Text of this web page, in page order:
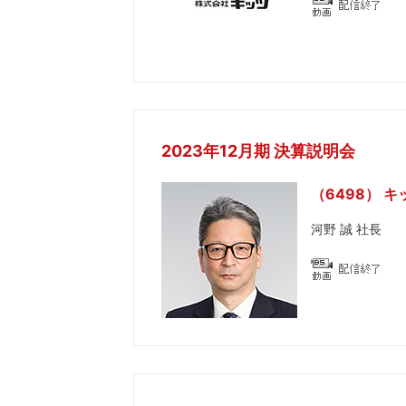
2023年12月期 決算説明会
（6498） キ
河野 誠 社長